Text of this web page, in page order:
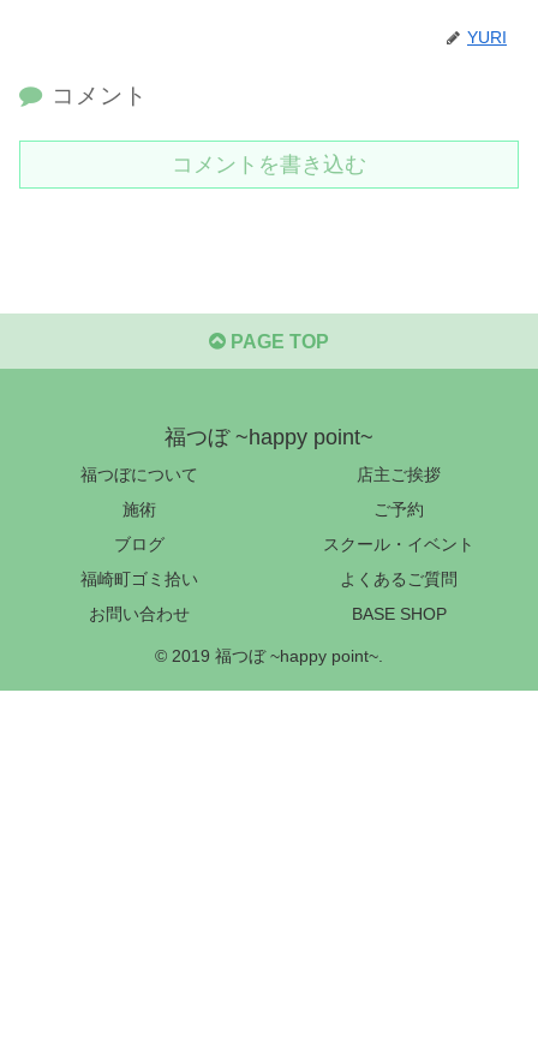
YURI
コメント
コメントを書き込む
PAGE TOP
福つぼ ~happy point~
福つぼについて
店主ご挨拶
施術
ご予約
ブログ
スクール・イベント
福崎町ゴミ拾い
よくあるご質問
お問い合わせ
BASE SHOP
© 2019 福つぼ ~happy point~.